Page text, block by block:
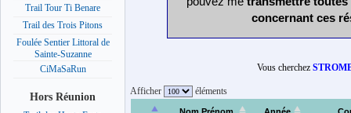
Trail Tour Ti Benare
Trail des Trois Pitons
Foulée Sentier Littoral de
Sainte-Suzanne
CiMaSaRun
Hors Réunion
concernant ces
Vous cherchez
Afficher éléments